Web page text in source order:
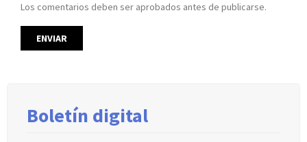
Los comentarios deben ser aprobados antes de publicarse.
Boletín digital